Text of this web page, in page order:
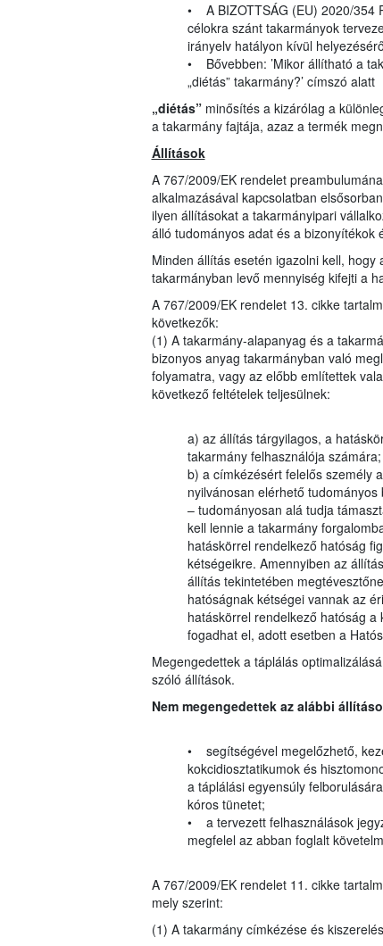
• A BIZOTTSÁG (EU) 2020/354
célokra szánt takarmányok
irányelv hatályon kívül
• Bővebben: ’Mikor állítható a
„diétás” takarmány?’ címszó alatt
„diétás”minősítés a kizárólag a
a takarmány fajtája, azaz a termék
Állítások
A 767/2009/EK rendelet
alkalmazásával kapcsolatban
ilyen állításokat a takarmányipari
álló tudományos adat és a
Minden állítás esetén igazolni kell,
takarmányban levő mennyiség kifejti a
A 767/2009/EK rendelet 13. cikke
következők:
(1) A takarmány-alapanyag és a
bizonyos anyag takarmányban való
folyamatra, vagy az előbb említettek
következő feltételek teljesülnek:
a) az állítás tárgyilagos, a
takarmány felhasználója
b) a címkézésért felelős személy
nyilvánosan elérhető
– tudományosan alá tudja
kell lennie a takarmány
hatáskörrel rendelkező hatóság
kétségeikre. Amennyiben az
állítás tekintetében
hatóságnak kétségei vannak az
hatáskörrel rendelkező hatóság
fogadhat el, adott esetben a
Megengedettek a táplálás
szóló állítások.
Nem megengedettek az alábbi
• segítségével megelőzhető,
kokcidiosztatikumok és
a táplálási egyensúly
kóros tünetet;
• a tervezett felhasználások
megfelel az abban foglalt
A 767/2009/EK rendelet 11. cikke
mely szerint:
(1) A takarmány címkézése és